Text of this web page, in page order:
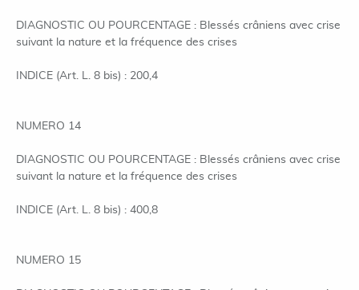
DIAGNOSTIC OU POURCENTAGE : Blessés crâniens avec crise
suivant la nature et la fréquence des crises
INDICE (Art. L. 8 bis) : 200,4
NUMERO 14
DIAGNOSTIC OU POURCENTAGE : Blessés crâniens avec crise
suivant la nature et la fréquence des crises
INDICE (Art. L. 8 bis) : 400,8
NUMERO 15